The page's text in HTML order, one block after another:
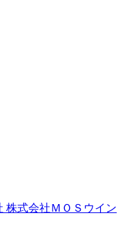
株式会社ＭＯＳウイン